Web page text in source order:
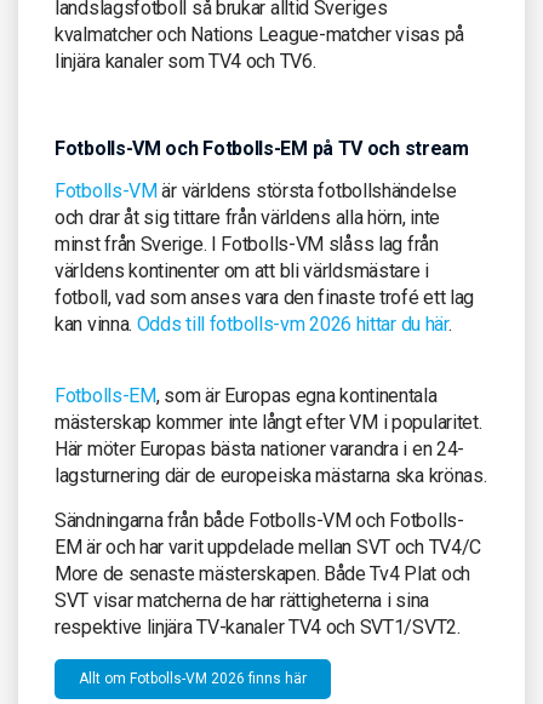
landslagsfotboll så brukar alltid Sveriges
kvalmatcher och Nations League-matcher visas på
linjära kanaler som TV4 och TV6.
Fotbolls-VM och Fotbolls-EM på TV och stream
Fotbolls-VMär världens största fotbollshändelse
och drar åt sig tittare från världens alla hörn, inte
minst från Sverige. I Fotbolls-VM slåss lag från
världens kontinenter om att bli världsmästare i
fotboll, vad som anses vara den finaste trofé ett lag
kan vinna. Odds till fotbolls-vm 2026 hittar du här.
Fotbolls-EM, som är Europas egna kontinentala
mästerskap kommer inte långt efter VM i popularitet.
Här möter Europas bästa nationer varandra i en 24-
lagsturnering där de europeiska mästarna ska krönas.
Sändningarna från både Fotbolls-VM och Fotbolls-
EM är och har varit uppdelade mellan SVT och TV4/C
More de senaste mästerskapen. Både Tv4 Plat och
SVT visar matcherna de har rättigheterna i sina
respektive linjära TV-kanaler TV4 och SVT1/SVT2.
Allt om Fotbolls-VM 2026 finns här